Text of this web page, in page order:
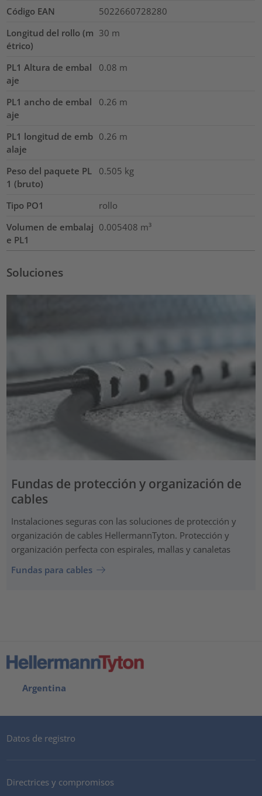
Código EAN
5022660728280
Longitud del rollo (m
étrico)
30 m
PL1 Altura de embal
aje
0.08 m
PL1 ancho de embal
aje
0.26 m
PL1 longitud de emb
alaje
0.26 m
Peso del paquete PL
1 (bruto)
0.505 kg
Tipo PO1
rollo
Volumen de embalaj
e PL1
0.005408 m³
Soluciones
Fundas de protección y organización de
cables
Instalaciones seguras con las soluciones de protección y
organización de cables HellermannTyton. Protección y
organización perfecta con espirales, mallas y canaletas
Fundas para cables
Argentina
Datos de registro
Directrices y compromisos